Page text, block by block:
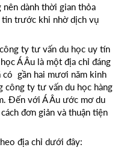
dành thời gian thỏa
tin trước khi nhờ dịch vụ
ty tư vấn du học uy tín
Á Âu là một địa chỉ đáng
có gần hai mươi năm kinh
công ty tư vấn du học hàng
Đến với Á Âu ước mơ du
đơn giản và thuận tiện
địa chỉ dưới đây: